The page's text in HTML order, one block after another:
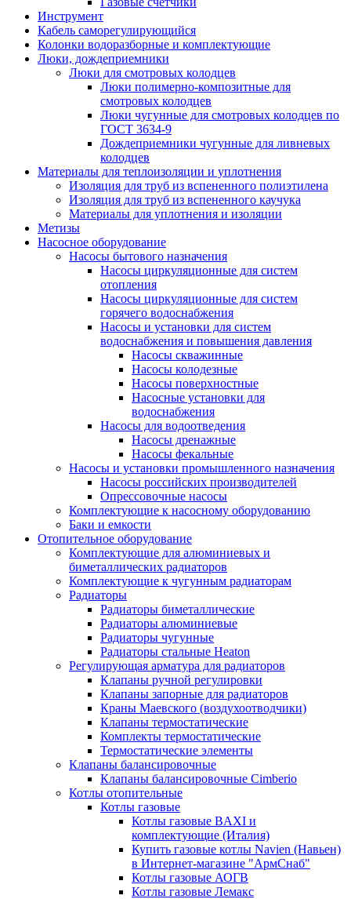
Инструмент
Кабель саморегулирующийся
Колонки водоразборные и комплектующие
Люки, дождеприемники
Люки для смотровых колодцев
Люки полимерно-композитные для
смотровых колодцев
Люки чугунные для смотровых колодцев по
ГОСТ 3634-9
Дождеприемники чугунные для ливневых
колодцев
Материалы для теплоизоляции и уплотнения
Изоляция для труб из вспененного полиэтилена
Изоляция для труб из вспененного каучука
Материалы для уплотнения и изоляции
Метизы
Насосное оборудование
Насосы бытового назначения
Насосы циркуляционные для систем
отопления
Насосы циркуляционные для систем
горячего водоснабжения
Насосы и установки для систем
водоснабжения и повышения давления
Насосы скважинные
Насосы колодезные
Насосы поверхностные
Насосные установки для
водоснабжения
Насосы для водоотведения
Насосы дренажные
Насосы фекальные
Насосы и установки промышленного назначения
Насосы российских производителей
Опрессовочные насосы
Комплектующие к насосному оборудованию
Баки и емкости
Отопительное оборудование
Комплектующие для алюминиевых и
биметаллических радиаторов
Комплектующие к чугунным радиаторам
Радиаторы
Радиаторы биметаллические
Радиаторы алюминиевые
Радиаторы чугунные
Радиаторы стальные Heaton
Регулирующая арматура для радиаторов
Клапаны ручной регулировки
Клапаны запорные для радиаторов
Краны Маевского (воздухоотводчики)
Клапаны термостатические
Комплекты термостатические
Термостатические элементы
Клапаны балансировочные
Клапаны балансировочные Cimberio
Котлы отопительные
Котлы газовые
Котлы газовые BAXI и
комплектующие (Италия)
Купить газовые котлы Navien (Навьен)
в Интернет-магазине "АрмСнаб"
Котлы газовые АОГВ
Котлы газовые Лемакс